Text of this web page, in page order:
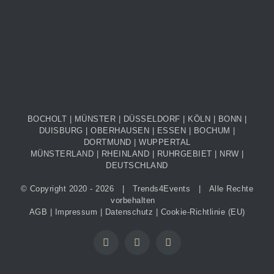
BOCHOLT | MÜNSTER DÜSSELDORF KÖLN | BONN |
DUISBURG | OBERHAUSEN | ESSEN | BOCHUM |
DORTMUND | WUPPERTAL
MÜNSTERLAND | RHEINLAND |
RUHRGEBIET | NRW |
DEUTSCHLAND
© Copyright 2020 -2026 | Trends4Events | Alle Rechte
vorbehalten
AGB
Impressum Datenschutz Cookie-Richtlinie (EU)
InstagramYouTubeLinkedIn